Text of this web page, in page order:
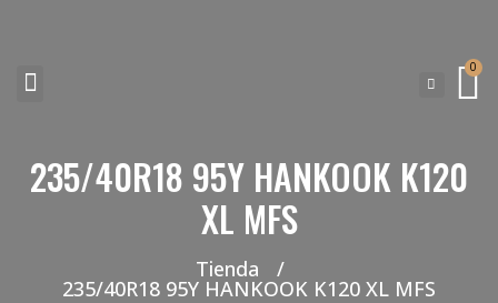
0
235/40R18 95Y HANKOOK K120
XL MFS
Tienda /
235/40R18 95Y HANKOOK K120 XL MFS